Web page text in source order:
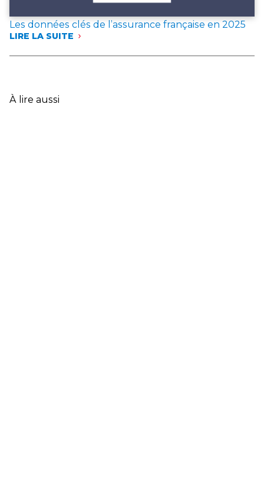
Les données clés de l’assurance française en 2025
LIRE LA SUITE
:
L’ASSURANCE
FRANÇAISE
À lire aussi